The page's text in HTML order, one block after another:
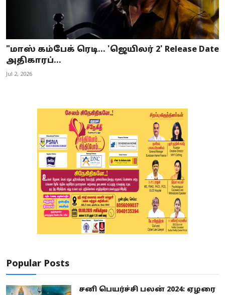
"மாஸ் கம்பேக் ரெடி... 'ஜெயிலர் 2' Release Date
அதிகாரப்...
Jul 2, 2026
Popular Posts
சனி பெயர்ச்சி பலன் 2024: ஏழரை